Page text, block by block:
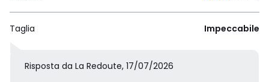
Taglia Impeccabile
Risposta da La Redoute, 17/07/2026